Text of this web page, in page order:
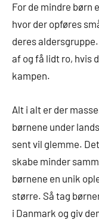
For de mindre børn
hvor der opføres
deres
af og få lidt ro, hvis
kampen.
Alt i alt er der
børnene under
sent vil glemme.
skabe minder
børnene en unik
større. Så tag
i Danmark og giv